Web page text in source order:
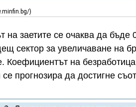
)
на заетите се очаква да бъде
сектор за увеличаване на
Коефициентът на
се прогнозира да достигне